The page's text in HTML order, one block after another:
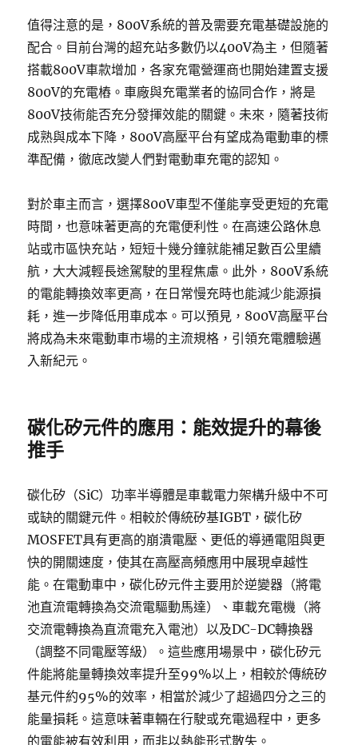
值得注意的是，800V系統的普及需要充電基礎設施的
配合。目前台灣的超充站多數仍以400V為主，但隨著
搭載800V車款增加，各家充電營運商也開始建置支援
800V的充電樁。車廠與充電業者的協同合作，將是
800V技術能否充分發揮效能的關鍵。未來，隨著技術
成熟與成本下降，800V高壓平台有望成為電動車的標
準配備，徹底改變人們對電動車充電的認知。
對於車主而言，選擇800V車型不僅能享受更短的充電
時間，也意味著更高的充電便利性。在高速公路休息
站或市區快充站，短短十幾分鐘就能補足數百公里續
航，大大減輕長途駕駛的里程焦慮。此外，800V系統
的電能轉換效率更高，在日常慢充時也能減少能源損
耗，進一步降低用車成本。可以預見，800V高壓平台
將成為未來電動車市場的主流規格，引領充電體驗邁
入新紀元。
碳化矽元件的應用：能效提升的幕後
推手
碳化矽（SiC）功率半導體是車載電力架構升級中不可
或缺的關鍵元件。相較於傳統矽基IGBT，碳化矽
MOSFET具有更高的崩潰電壓、更低的導通電阻與更
快的開關速度，使其在高壓高頻應用中展現卓越性
能。在電動車中，碳化矽元件主要用於逆變器（將電
池直流電轉換為交流電驅動馬達）、車載充電機（將
交流電轉換為直流電充入電池）以及DC-DC轉換器
（調整不同電壓等級）。這些應用場景中，碳化矽元
件能將能量轉換效率提升至99%以上，相較於傳統矽
基元件約95%的效率，相當於減少了超過四分之三的
能量損耗。這意味著車輛在行駛或充電過程中，更多
的電能被有效利用，而非以熱能形式散失。